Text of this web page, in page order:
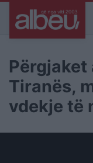
Tiranës,
vdekje të